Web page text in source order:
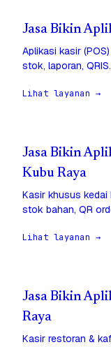
Jasa Bikin
Aplikasi kasir
stok, laporan,
Lihat layanan →
Jasa Bikin
Kubu Raya
Kasir khusus
stok bahan, QR
Lihat layanan →
Jasa Bikin
Raya
Kasir restoran &